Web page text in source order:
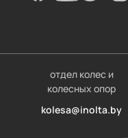
отдел колес и
колесных опор
kolesa@inolta.by